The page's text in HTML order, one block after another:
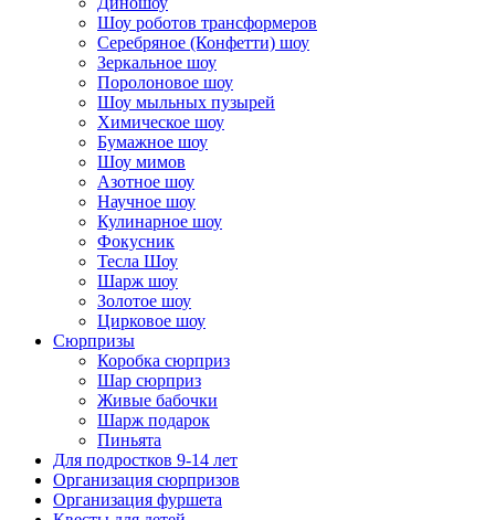
Шоу роботов трансформеров
Серебряное (Конфетти) шоу
Зеркальное шоу
Поролоновое шоу
Шоу мыльных пузырей
Химическое шоу
Бумажное шоу
Шоу мимов
Азотное шоу
Научное шоу
Кулинарное шоу
Фокусник
Тесла Шоу
Шарж шоу
Золотое шоу
Цирковое шоу
Сюрпризы
Коробка сюрприз
Шар сюрприз
Живые бабочки
Шарж подарок
Пиньята
Для подростков 9-14 лет
Организация сюрпризов
Организация фуршета